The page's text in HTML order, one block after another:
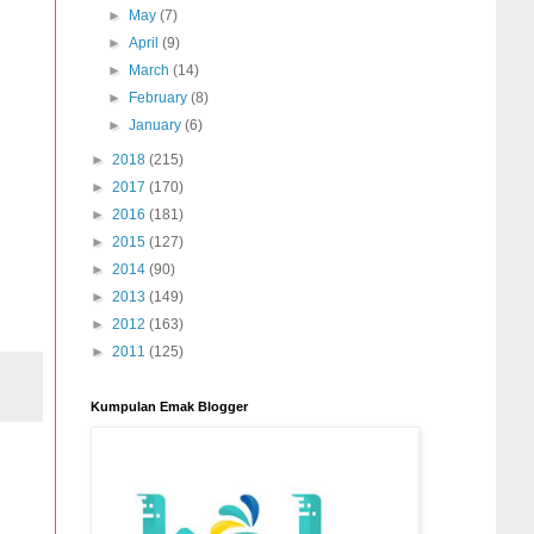
► May(7)
►April(9)
►
March(14)
►
February(8)
►January(6)
► 2018 (215)
► 2017 (170)
► 2016 (181)
► 2015 (127)
► 2014 (90)
► 2013 (149)
► 2012 (163)
► 2011 (125)
Kumpulan Emak Blogger